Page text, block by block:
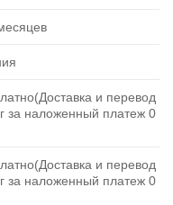
и перевод
за наложенный платеж 0
и перевод
за наложенный платеж 0